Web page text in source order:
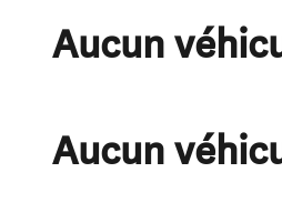
Aucun
Aucun